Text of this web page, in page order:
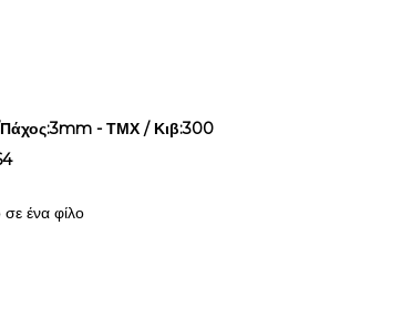
- ΤΜΧ / Κιβ:300
σε ένα φίλο